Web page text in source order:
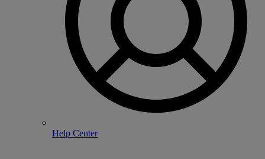
Help Center